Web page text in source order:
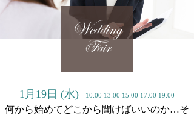
Wedding
Fair
1月19日 (水) 10:00 13:00 15:00 17:00 19:00
何から始めてどこから聞けばいいのか…そ